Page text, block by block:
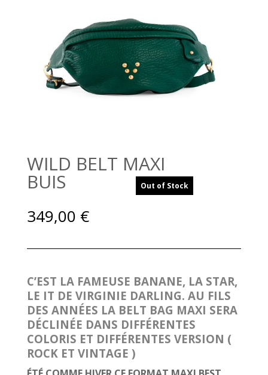
WILD BELT MAXI
BUIS
349,00 €
Out of Stock
C’EST LA FAMEUSE BANANE, LA STAR,
LE IT DE VIRGINIE DARLING. AU FILS
DES ANNÉES LA BELT BAG MAXI SERA
DÉCLINÉE DANS DIFFÉRENTES
COLORIS ET DIFFÉRENTES VERSION (
ROCK ET VINTAGE )